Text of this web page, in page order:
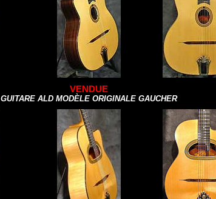
VENDUE
GUITARE ALD MODÈLE ORIGINALE GAUCHER